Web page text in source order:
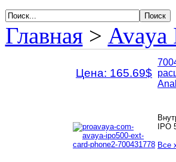
Главная> Avaya
Цена: 165.69$
IPO
Все